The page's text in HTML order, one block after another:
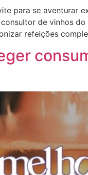
para se aventurar
de vinhos
refeições